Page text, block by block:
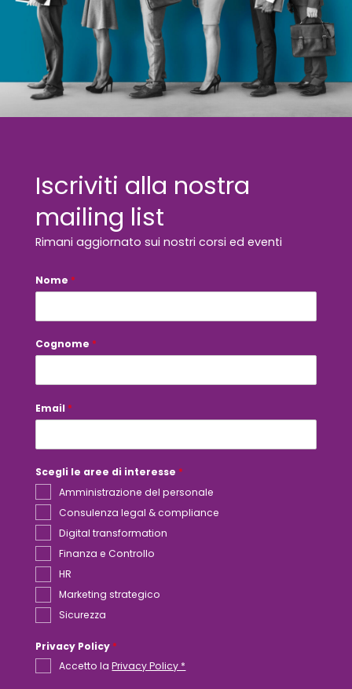
Iscriviti alla nostra
mailing list
Rimani aggiornato sui nostri corsi ed eventi
Nome *
Cognome *
Email *
d
i
a
i
Scegli le aree di interesse *
Amministrazione del personale
Consulenza legal & compliance
Digital transformation
Finanza e Controllo
HR
Marketing strategico
Sicurezza
Privacy Policy *
Accetto laPrivacy Policy *